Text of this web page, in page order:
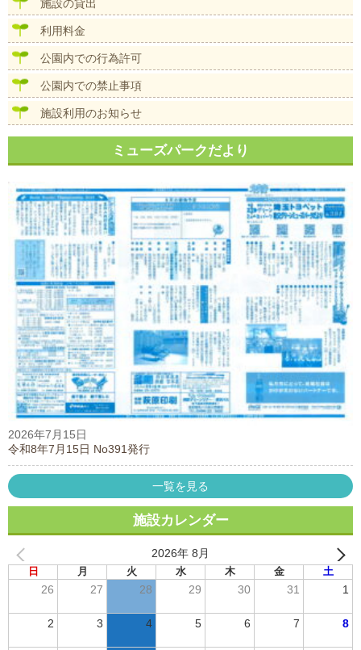
施設の貸出
利用料金
公園内での行為許可
公園内での禁止事項
施設利用のお知らせ
ミューズパークだより
2026年7月15日
令和8年7月15日 No391発行
一覧を見る
施設カレンダー
2026年 8月
日 月 火 水 木 金 土
26 27 28 29 30 31 1
2 3 4 5 6 7 8